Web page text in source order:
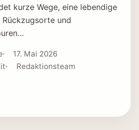
kurze Wege, eine lebendige
und
17. Mai 2026
Redaktionsteam